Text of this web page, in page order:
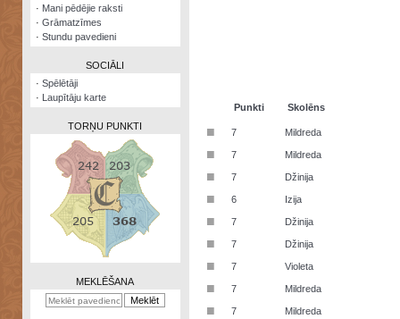
Arhīvs
Zināšanu
· Mani pēdējie raksti
· Grāmatzīmes
· Stundu pavedieni
SOCIĀLI
· Spēlētāji
· Laupītāju karte
TORŅU PUNKTI
MEKLĒŠANA
Punkti Skolēns
■ 7 Mildreda
■ 7 Mildreda
■ 7 Džinija
■ 6 Izija
■ 7 Džinija
■ 7 Džinija
■ 7 Violeta
■ 7 Mildreda
■ 7 Mildreda